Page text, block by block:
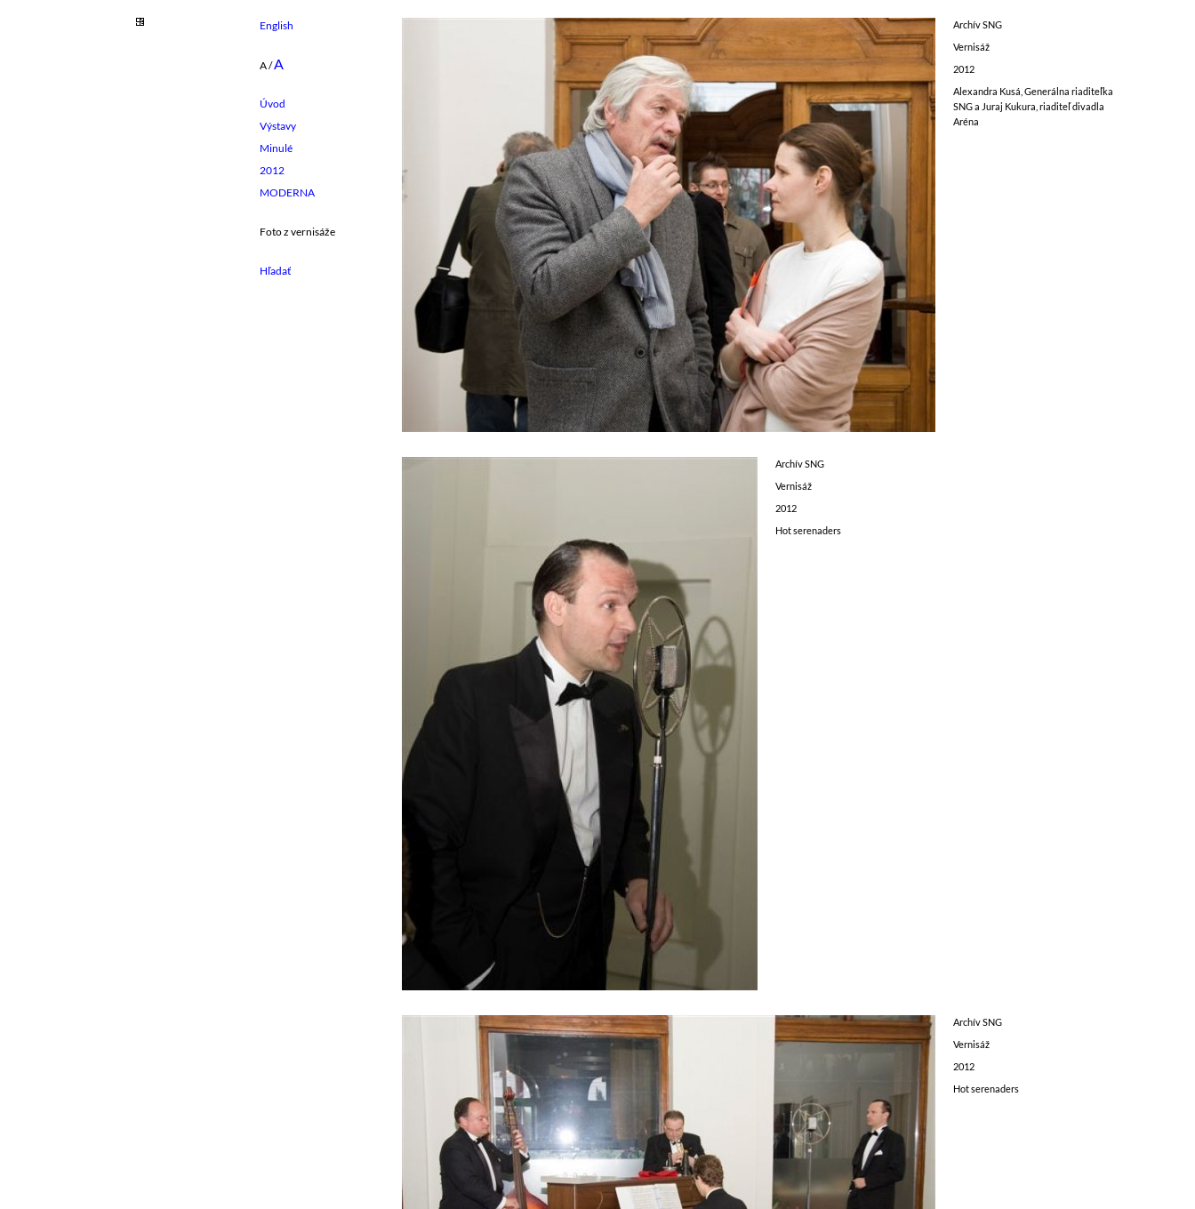
English
A/A
Úvod
Výstavy
Minulé
2012
MODERNA
Foto z vernisáže
Archív SNG
Vernisáž
2012
Alexandra Kusá, Generálna riaditeľka
SNG a Juraj Kukura, riaditeľ divadla
Aréna
Archív SNG
Vernisáž
2012
Hot serenaders
Archív SNG
Vernisáž
2012
Hot serenaders